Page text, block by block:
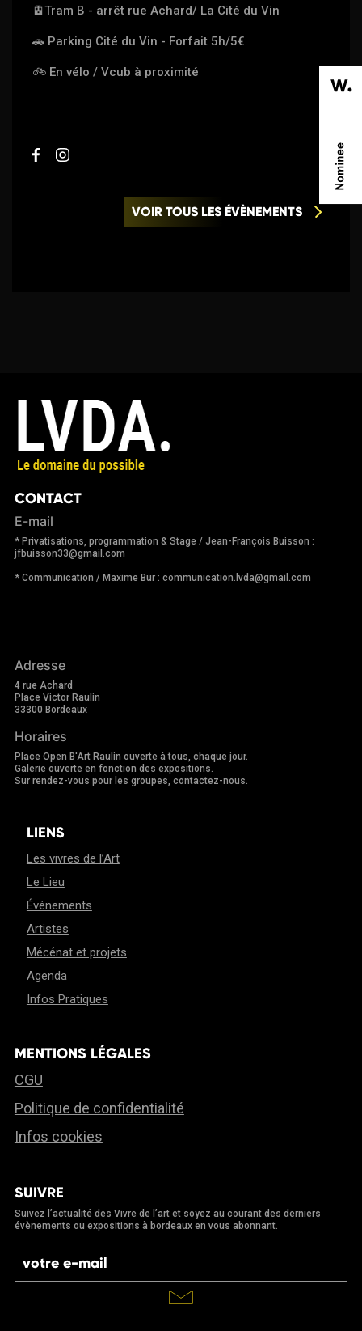
🚊Tram B - arrêt rue Achard/ La Cité du Vin
🚗 Parking Cité du Vin - Forfait 5h/5€
🚲 En vélo / Vcub à proximité
VOIR TOUS LES ÉVÈNEMENTS
CONTACT
E-mail
* Privatisations, programmation & Stage / Jean-François Buisson :
jfbuisson33@gmail.com
* Communication / Maxime Bur : communication.lvda@gmail.com
Adresse
4 rue Achard
Place Victor Raulin
33300 Bordeaux
Horaires
Place Open B'Art Raulin ouverte à tous, chaque jour.
Galerie ouverte en fonction des expositions.
Sur rendez-vous pour les groupes, contactez-nous.
LIENS
Les vivres de l’Art
Le Lieu
Événements
Artistes
Mécénat et projets
Agenda
Infos Pratiques
MENTIONS LÉGALES
CGU
Politique de confidentialité
Infos cookies
SUIVRE
Suivez l’actualité des Vivre de l’art et soyez au courant des derniers
évènements ou expositions à bordeaux en vous abonnant.